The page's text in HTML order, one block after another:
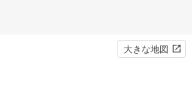
大きな地図